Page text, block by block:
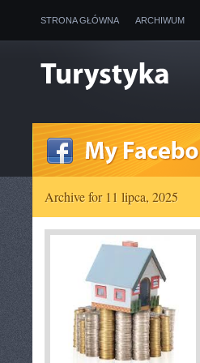
STRONA GŁÓWNA ARCHIWUM
Archive for 11 lipca, 2025